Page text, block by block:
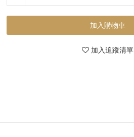
加入購物車
加入追蹤清單